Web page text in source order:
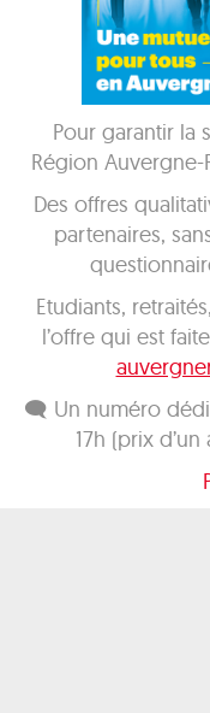
Pour garantir la
Région
Des offres
partenaires,
Etudiants,
l’offre qui est
🗨 Un numéro
17h (prix